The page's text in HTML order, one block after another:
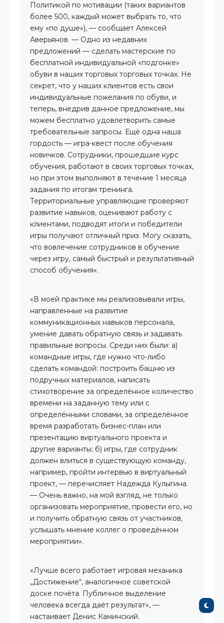
Политикой по мотивации (таких вариантов
более 500, каждый может выбрать то, что
ему «по душе»), — сообщает Алексей
Аверьянов. — Одно из недавних
предложений — сделать мастерские по
бесплатной индивидуальной «подгонке»
обуви в наших торговых торговых точках. Не
секрет, что у наших клиентов есть свои
индивидуальные пожелания по обуви, и
теперь, внедрив данное предложение, мы
можем бесплатно удовлетворить самые
требовательные запросы. Ещё одна наша
гордость — игра-квест после обучения
новичков. Сотрудники, прошедшие курс
обучения, работают в своих торговых точках,
но при этом выполняют в течение 1 месяца
задания по итогам тренинга.
Территориальные управляющие проверяют
развитие навыков, оценивают работу с
клиентами, подводят итоги и победители
игры получают отличный приз. Могу сказать,
что вовлечение сотрудников в обучение
через игру, самый быстрый и результативный
способ обучения«.
«В моей практике мы реализовывали игры,
направленные на развитие
коммуникационных навыков персонала,
умение давать обратную связь и задавать
правильные вопросы. Среди них были: а)
командные игры, где нужно что-либо
сделать командой: построить башню из
подручных материалов, написать
стихотворение за определённое количество
времени на заданную тему или с
определёнными словами, за определённое
время разработать бизнес-план или
презентацию виртуального проекта и
другие варианты; б) игры, где сотрудник
должен влиться в существующую команду,
например, пройти интервью в виртуальный
проект, — перечисляет Надежда Кулыгина.
— Очень важно, на мой взгляд, не только
организовать мероприятие, провести его, но
и получить обратную связь от участников,
услышать мнение коллег о проведённом
мероприятии».
«Лучше всего работает игровая механика
„Достижение“, аналогичное советской
доске почёта. Публичное выделение
человека всегда даёт результат», —
настаивает Денис Каминский.